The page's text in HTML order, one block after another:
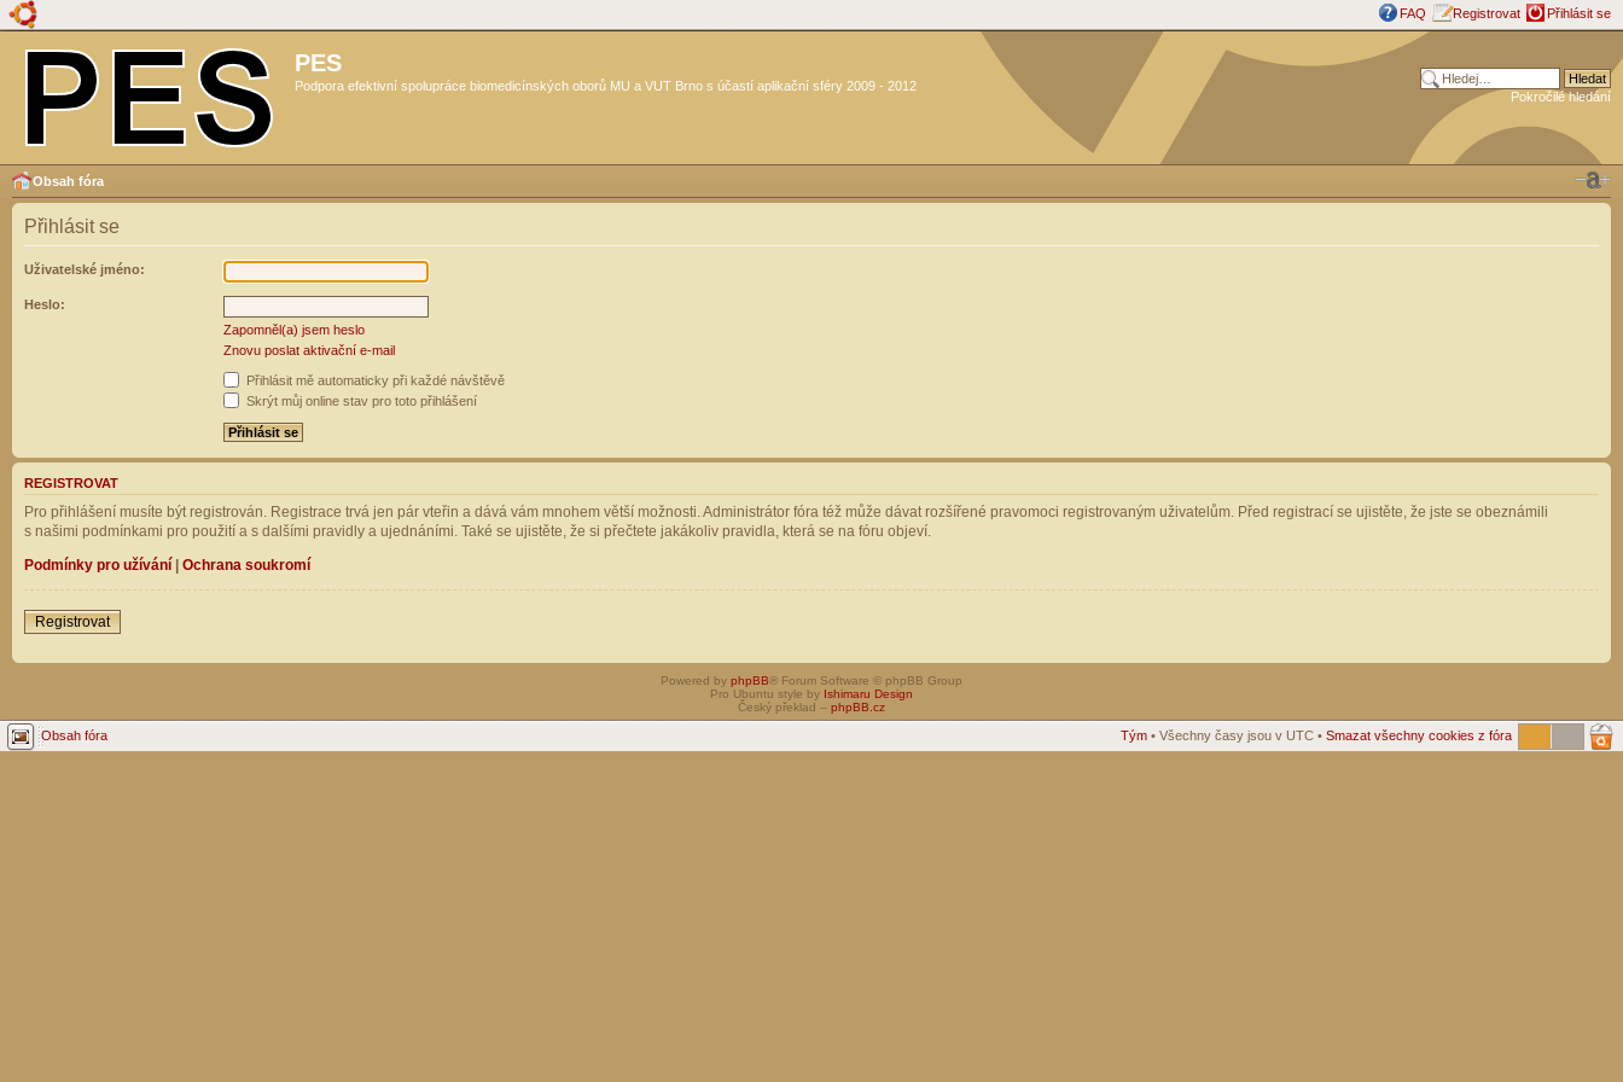
FAQ Registrovat Přihlásit se
PES
Podpora efektivní spolupráce biomedicínských oborů MU a VUT Brno s účastí aplikační sféry 2009 - 2012
Pokročilé hledání
Obsah fóra
Přihlásit se
Uživatelské jméno:
Heslo:
Zapomněl(a) jsem heslo
Znovu poslat aktivační e-mail
Přihlásit mě automaticky při každé návštěvě
Skrýt můj online stav pro toto přihlášení
REGISTROVAT
Pro přihlášení musíte být registrován. Registrace trvá jen pár vteřin a dává vám mnohem větší možnosti. Administrátor fóra též může dávat rozšířené pravomoci registrovaným uživatelům. Před registrací se ujistěte, že jste se obeznámili
s našimi podmínkami pro použití a s dalšími pravidly a ujednáními. Také se ujistěte, že si přečtete jakákoliv pravidla, která se na fóru objeví.
Podmínky pro užívání | Ochrana soukromí
Registrovat
Powered by phpBB® Forum Software © phpBB Group
Pro Ubuntu style by Ishimaru Design
Český překlad – phpBB.cz
Obsah fóra Tým • Všechny časy jsou v UTC • Smazat všechny cookies z fóra